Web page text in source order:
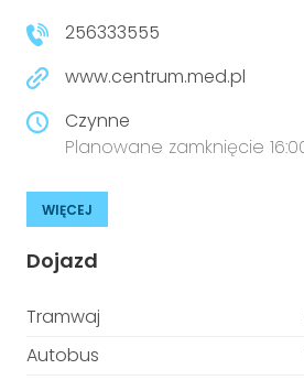
256333555
www.centrum.med.pl
Czynne
Planowane zamknięcie
WIĘCEJ
Dojazd
Tramwaj
Autobus